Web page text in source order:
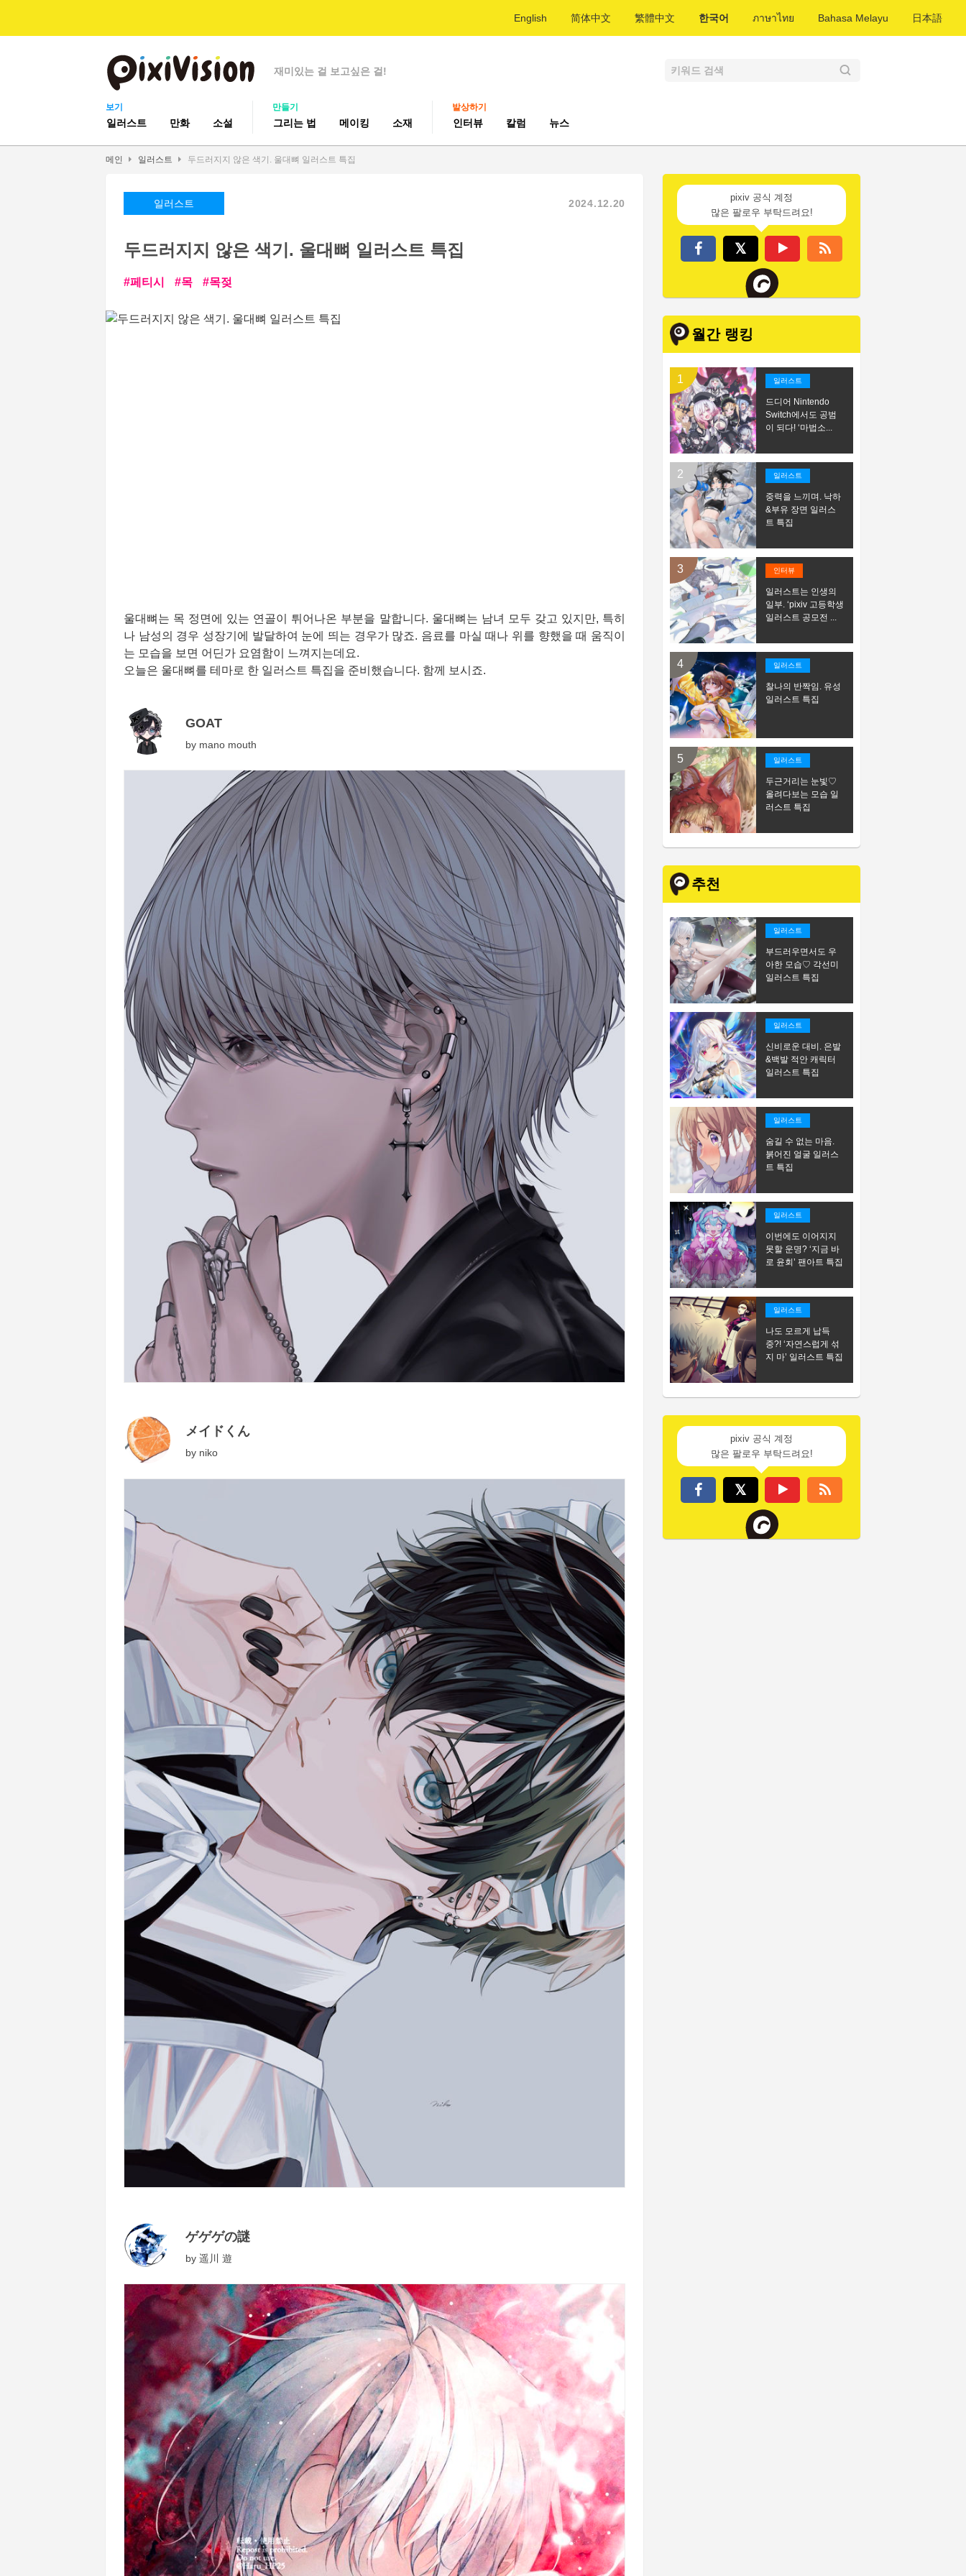
English 简体中文 繁體中文 한국어 ภาษาไทย Bahasa Melayu 日本語
재미있는 걸 보고싶은 걸!
보기
일러스트 만화 소설
만들기
그리는 법 메이킹 소재
발상하기
인터뷰 칼럼 뉴스
메인 일러스트 두드러지지 않은 색기. 울대뼈 일러스트 특집
일러스트 2024.12.20
두드러지지 않은 색기. 울대뼈 일러스트 특집
페티시 목 목젖
울대뼈는 목 정면에 있는 연골이 튀어나온 부분을 말합니다. 울대뼈는 남녀 모두 갖고 있지만, 특히
나 남성의 경우 성장기에 발달하여 눈에 띄는 경우가 많죠. 음료를 마실 때나 위를 향했을 때 움직이
는 모습을 보면 어딘가 요염함이 느껴지는데요.
오늘은 울대뼈를 테마로 한 일러스트 특집을 준비했습니다. 함께 보시죠.
GOAT
by mano mouth
メイドくん
by niko
ゲゲゲの謎
by 遥川 遊
pixiv 공식 계정
많은 팔로우 부탁드려요!
월간 랭킹
일러스트
드디어 Nintendo
Switch에서도 공범
이 되다! ‘마법소...
일러스트
중력을 느끼며. 낙하
&부유 장면 일러스
트 특집
인터뷰
일러스트는 인생의
일부. ‘pixiv 고등학생
일러스트 공모전 ...
일러스트
찰나의 반짝임. 유성
일러스트 특집
일러스트
두근거리는 눈빛♡
올려다보는 모습 일
러스트 특집
추천
일러스트
부드러우면서도 우
아한 모습♡ 각선미
일러스트 특집
일러스트
신비로운 대비. 은발
&백발 적안 캐릭터
일러스트 특집
일러스트
숨길 수 없는 마음.
붉어진 얼굴 일러스
트 특집
일러스트
이번에도 이어지지
못할 운명? ‘지금 바
로 윤회’ 팬아트 특집
일러스트
나도 모르게 납득
중?! ‘자연스럽게 섞
지 마’ 일러스트 특집
pixiv 공식 계정
많은 팔로우 부탁드려요!